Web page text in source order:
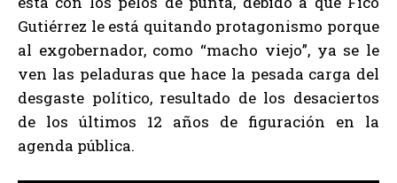
Gutiérrez le está quitando protagonismo porque
al exgobernador, como “macho viejo”, ya se le
ven las peladuras que hace la pesada carga del
desgaste político, resultado de los desaciertos
de los últimos 12 años de figuración en la
agenda pública.